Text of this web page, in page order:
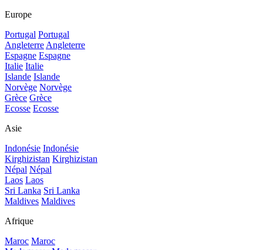
Europe
Portugal Portugal
Angleterre Angleterre
Espagne Espagne
Italie Italie
Islande Islande
Norvège Norvège
Grèce Grèce
Ecosse Ecosse
Asie
Indonésie Indonésie
Kirghizistan Kirghizistan
Népal Népal
Laos Laos
Sri Lanka Sri Lanka
Maldives Maldives
Afrique
Maroc Maroc